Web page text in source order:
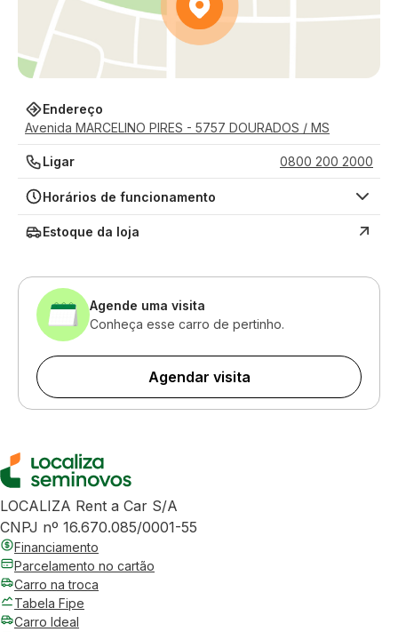
Endereço
Avenida MARCELINO PIRES - 5757 DOURADOS / MS
Ligar 0800 200 2000
Horários de funcionamento
Estoque da loja
Agende uma visita
Conheça esse carro de pertinho.
Agendar visita
LOCALIZA Rent a Car S/A
CNPJ nº 16.670.085/0001-55
Financiamento
Parcelamento no cartão
Carro na troca
Tabela Fipe
Carro Ideal